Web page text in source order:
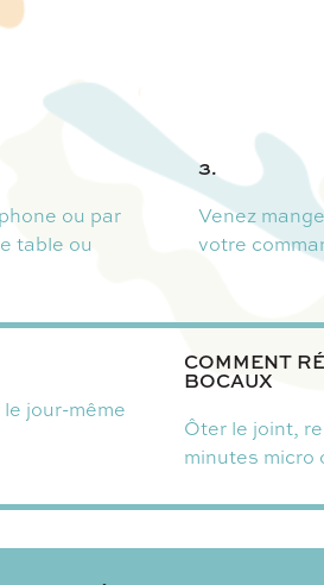
ou par
table ou
3.
Venez
votre
jour-même
COMMENT
BOCAUX
Ôter le joint,
minutes micro